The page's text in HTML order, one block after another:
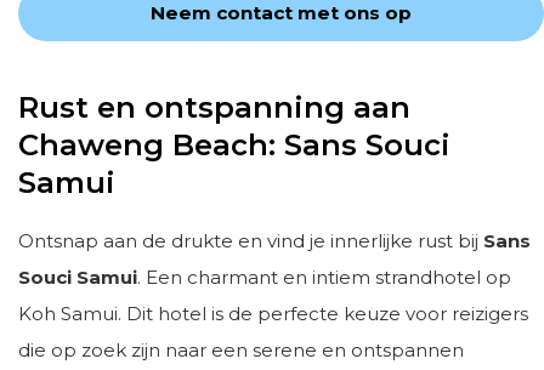
Neem contact met ons op
Rust en ontspanning aan
Chaweng Beach: Sans Souci
Samui
Ontsnap aan de drukte en vind je innerlijke rust bij Sans
Souci Samui. Een charmant en intiem strandhotel op
Koh Samui. Dit hotel is de perfecte keuze voor reizigers
die op zoek zijn naar een serene en ontspannen